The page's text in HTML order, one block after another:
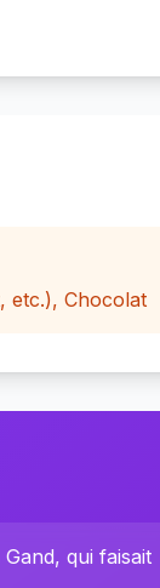
etc.), Chocolat
qui faisait